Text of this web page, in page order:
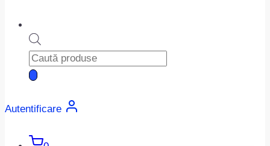
Products
search
Autentificare